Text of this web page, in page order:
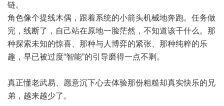
链。
角色像个提线木偶，跟着系统的小箭头机械地奔跑。任务做
完，线断了，自己站在原地一脸茫然，不知道该干什么。那
种探索未知的惊喜、那种与人博弈的紧张、那种纯粹的乐
趣，早已被过度“智能”的引导磨得一点不剩。
真正懂老武易、愿意沉下心去体验那份粗糙却真实快乐的兄
弟，越来越少了。